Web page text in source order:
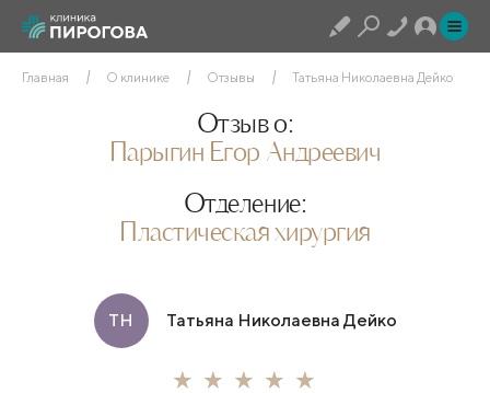
Главная О клинике Отзывы Татьяна Николаевна Дейко
Отзыв о:
Парыгин Егор Андреевич
Отделение:
Пластическая хирургия
ТН Татьяна Николаевна Дейко